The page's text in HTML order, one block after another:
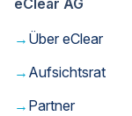
eClear AG
→ Über eClear
→ Aufsichtsrat
→ Partner